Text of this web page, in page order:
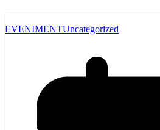
EVENIMENTUncategorized